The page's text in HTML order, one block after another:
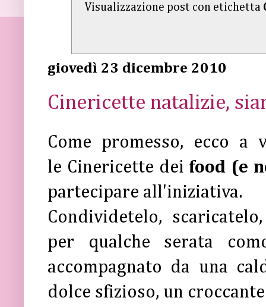
Visualizzazione post con etichetta
giovedì 23 dicembre 2010
Cinericette natalizie,
Come promesso, ecco
le Cinericette dei food (e
partecipare all'iniziativa.
Condividetelo,
per qualche serata
accompagnato da una
dolce sfizioso, un